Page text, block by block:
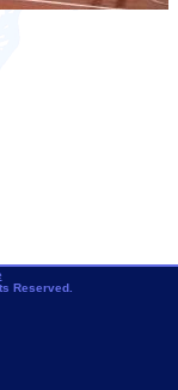
Reserved.